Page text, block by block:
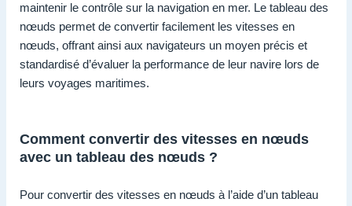
maintenir le contrôle sur la navigation en mer. Le tableau des
nœuds permet de convertir facilement les vitesses en
nœuds, offrant ainsi aux navigateurs un moyen précis et
standardisé d’évaluer la performance de leur navire lors de
leurs voyages maritimes.
Comment convertir des vitesses en nœuds
avec un tableau des nœuds ?
Pour convertir des vitesses en nœuds à l’aide d’un tableau